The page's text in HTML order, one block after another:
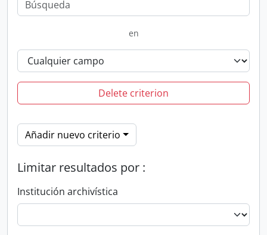
en
Delete criterion
Añadir nuevo criterio
Limitar resultados por :
Institución archivística